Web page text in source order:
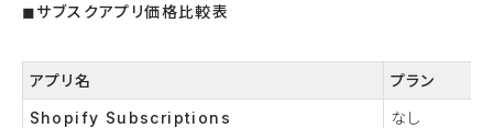
◼︎サブスクアプリ価格比較表
アプリ名
プラン
Shopify Subscriptions
なし